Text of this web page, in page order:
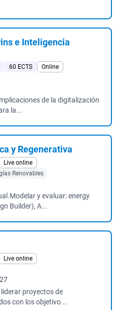
e Inteligencia
60 ECTS
Online
de la digitalización
la...
y Regenerativa
Live online
Renovables
y evaluar: energy
Builder), A...
Live online
proyectos de
con los objetivo...